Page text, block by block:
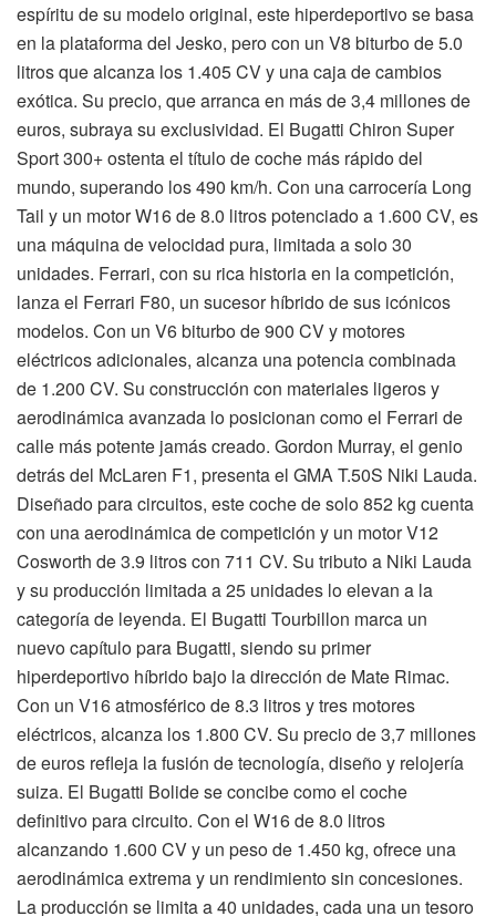
espíritu de su modelo original, este hiperdeportivo se basa
en la plataforma del Jesko, pero con un V8 biturbo de 5.0
litros que alcanza los 1.405 CV y una caja de cambios
exótica. Su precio, que arranca en más de 3,4 millones de
euros, subraya su exclusividad. El Bugatti Chiron Super
Sport 300+ ostenta el título de coche más rápido del
mundo, superando los 490 km/h. Con una carrocería Long
Tail y un motor W16 de 8.0 litros potenciado a 1.600 CV, es
una máquina de velocidad pura, limitada a solo 30
unidades. Ferrari, con su rica historia en la competición,
lanza el Ferrari F80, un sucesor híbrido de sus icónicos
modelos. Con un V6 biturbo de 900 CV y motores
eléctricos adicionales, alcanza una potencia combinada
de 1.200 CV. Su construcción con materiales ligeros y
aerodinámica avanzada lo posicionan como el Ferrari de
calle más potente jamás creado. Gordon Murray, el genio
detrás del McLaren F1, presenta el GMA T.50S Niki Lauda.
Diseñado para circuitos, este coche de solo 852 kg cuenta
con una aerodinámica de competición y un motor V12
Cosworth de 3.9 litros con 711 CV. Su tributo a Niki Lauda
y su producción limitada a 25 unidades lo elevan a la
categoría de leyenda. El Bugatti Tourbillon marca un
nuevo capítulo para Bugatti, siendo su primer
hiperdeportivo híbrido bajo la dirección de Mate Rimac.
Con un V16 atmosférico de 8.3 litros y tres motores
eléctricos, alcanza los 1.800 CV. Su precio de 3,7 millones
de euros refleja la fusión de tecnología, diseño y relojería
suiza. El Bugatti Bolide se concibe como el coche
definitivo para circuito. Con el W16 de 8.0 litros
alcanzando 1.600 CV y un peso de 1.450 kg, ofrece una
aerodinámica extrema y un rendimiento sin concesiones.
La producción se limita a 40 unidades, cada una un tesoro